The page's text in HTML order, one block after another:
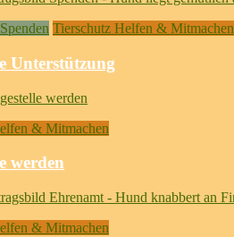
Spenden Tierschutz Helfen & Mitmachen
Unterstützung
& Mitmachen
werden
& Mitmachen